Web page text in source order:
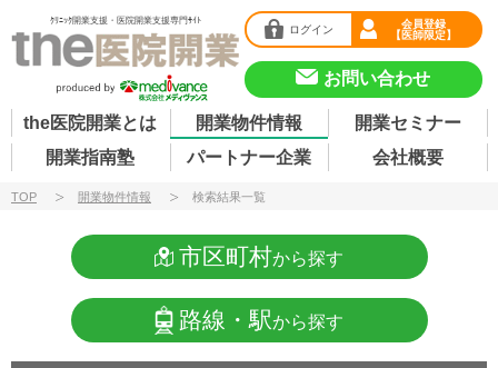
ｸﾘﾆｯｸ開業支援・医院開業支援専門ｻｲﾄ
ログイン
会員登録
【医師限定】
お問い合わせ
the医院開業とは 開業物件情報
開業セミナー
開業指南塾
パートナー企業 会社概要
TOP 開業物件情報 検索結果一覧
市区町村から探す
路線・駅から探す